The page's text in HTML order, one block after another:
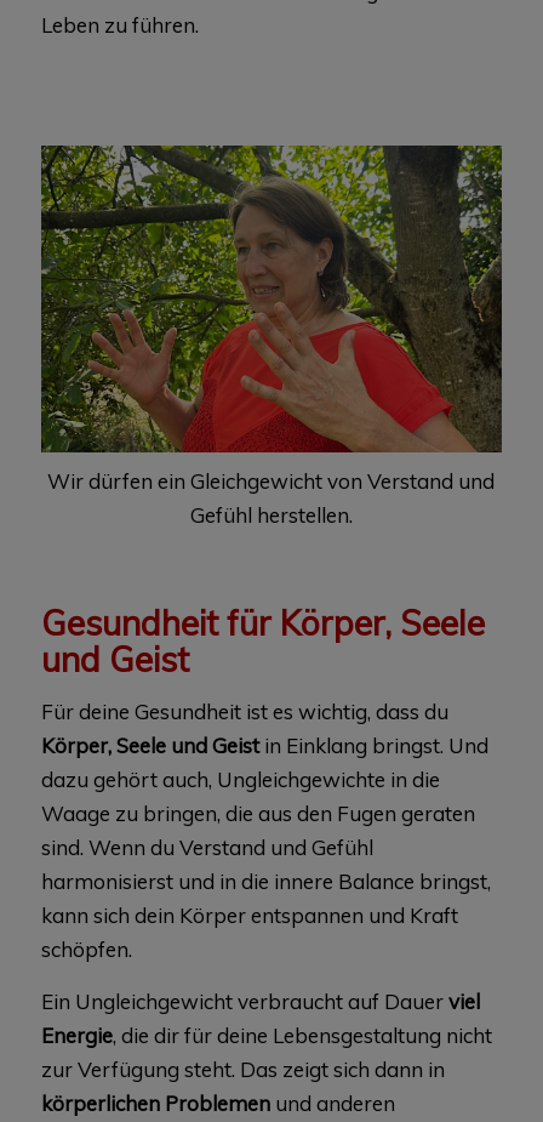
Leben zu führen.
Wir dürfen ein Gleichgewicht von Verstand und
Gefühl herstellen.
Gesundheit für Körper, Seele
und Geist
Für deine Gesundheit ist es wichtig, dass du
Körper, Seele und Geistin Einklang bringst. Und
dazu gehört auch, Ungleichgewichte in die
Waage zu bringen, die aus den Fugen geraten
sind. Wenn du Verstand und Gefühl
harmonisierst und in die innere Balance bringst,
kann sich dein Körper entspannen und Kraft
schöpfen.
Ein Ungleichgewicht verbraucht auf Dauerviel
Energie, die dir für deine Lebensgestaltung nicht
zur Verfügung steht. Das zeigt sich dann in
körperlichen Problemenund anderen